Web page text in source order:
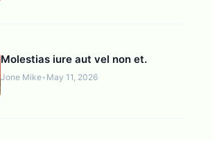
Molestias iure aut vel non et.
Jone Mike• May 11, 2026